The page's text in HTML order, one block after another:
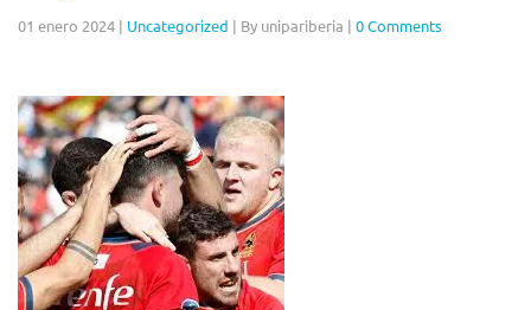
01 enero 2024 | Uncategorized | By unipariberia | 0 Comments